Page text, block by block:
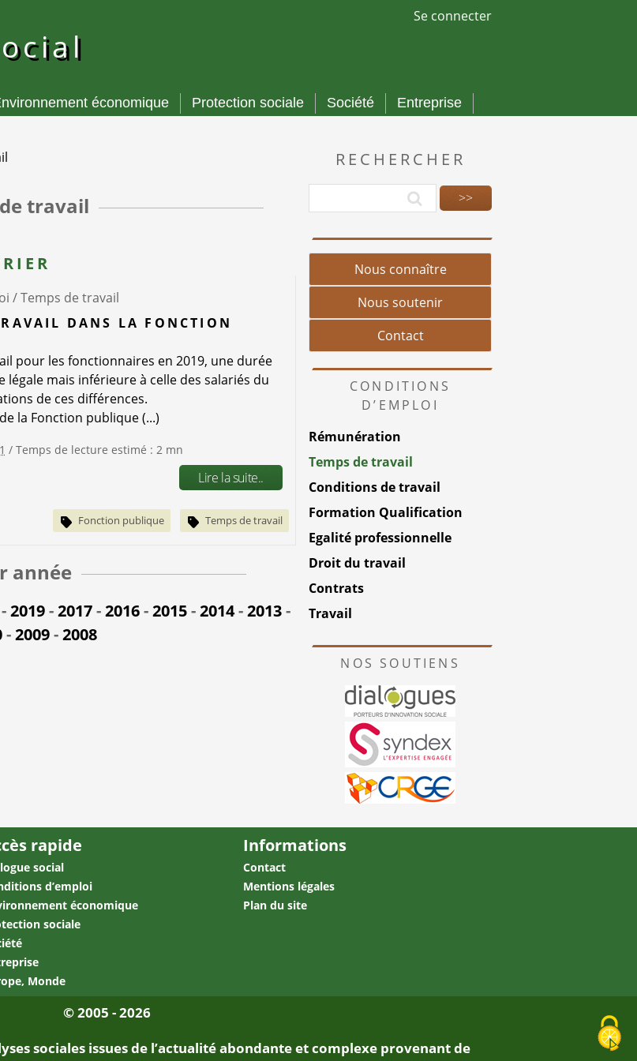
Se connecter
économique Protection sociale Société
Entreprise
travail
/Temps de travail
DANS LA FONCTION
pour les fonctionnaires en 2019, une durée
légale mais inférieure à celle des salariés du
de ces différences.
la Fonction publique (...)
/ Temps de lecture estimé : 2 mn
Lire la suite..
Fonction publique Temps de travail
année
-2019-2017-2016-2015-2014-2013-
-2009-2008
RECHERCHER
Nous connaître
Nous soutenir
Contact
CONDITIONS
D’EMPLOI
Rémunération
Temps de travail
Conditions de travail
Formation Qualification
Egalité professionnelle
Droit du travail
Contrats
Travail
NOS SOUTIENS
rapide
social
d’emploi
économique
sociale
Monde
Informations
Contact
Mentions légales
Plan du site
© 2005 - 2026
sociales issues de l’actualité abondante et complexe provenant de